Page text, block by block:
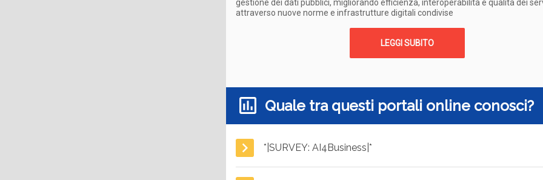
gestione dei dati pubblici, migliorando efficienza, interoperabilità e qualità dei
attraverso nuove norme e infrastrutture digitali condivise
LEGGI SUBITO
Quale tra questi portali online conosci?
*|SURVEY: AI4Business|*